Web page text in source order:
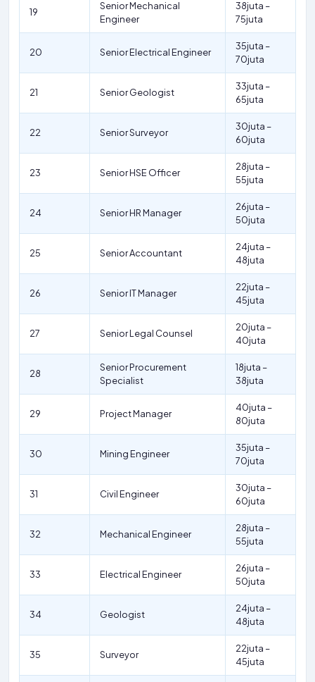
19
Senior Mechanical
Engineer
38juta –
75juta
20 Senior Electrical Engineer
35juta –
70juta
21 Senior Geologist
33juta –
65juta
22 Senior Surveyor
30juta –
60juta
23 Senior HSE Officer
28juta –
55juta
24 Senior HR Manager
26juta –
50juta
25 Senior Accountant
24juta –
48juta
26 Senior IT Manager
22juta –
45juta
27 Senior Legal Counsel
20juta –
40juta
28
Senior Procurement
Specialist
18juta –
38juta
29 Project Manager
40juta –
80juta
30 Mining Engineer
35juta –
70juta
31 Civil Engineer
30juta –
60juta
32 Mechanical Engineer
28juta –
55juta
33 Electrical Engineer
26juta –
50juta
34 Geologist
24juta –
48juta
35 Surveyor
22juta –
45juta